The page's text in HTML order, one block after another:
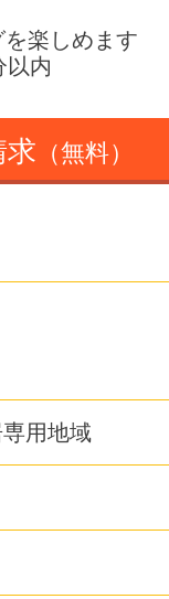
楽しめます
以内
求 （無料）
用地域